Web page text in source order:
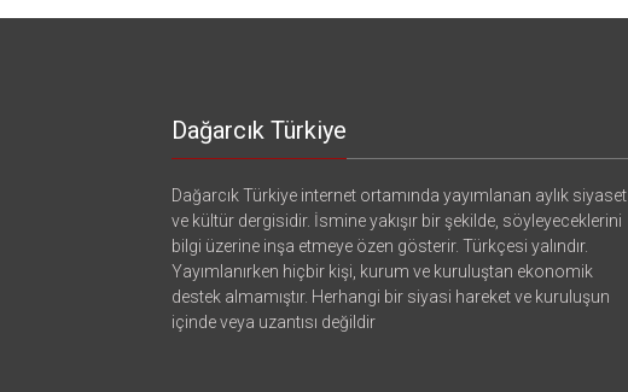
Dağarcık Türkiye
Dağarcık Türkiye internet ortamında yayımlanan aylık siyaset
ve kültür dergisidir. İsmine yakışır bir şekilde, söyleyeceklerini
bilgi üzerine inşa etmeye özen gösterir. Türkçesi yalındır.
Yayımlanırken hiçbir kişi, kurum ve kuruluştan ekonomik
destek almamıştır. Herhangi bir siyasi hareket ve kuruluşun
içinde veya uzantısı değildir